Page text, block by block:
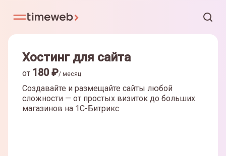
Хостинг для сайта
от 180₽/ месяц
Создавайте и размещайте сайты любой
сложности — от простых визиток до больших
магазинов на 1С-Битрикс